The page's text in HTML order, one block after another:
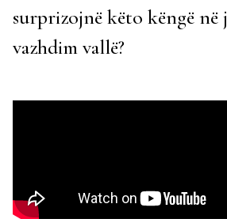
surprizojnë këto këngë në
vazhdim vallë?